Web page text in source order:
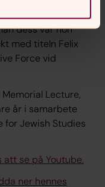
for Christian-
dess var hon
med titeln Felix
Force vid
Lecture,
år i samarbete
for Jewish Studies
att se på Youtube.
ner hennes